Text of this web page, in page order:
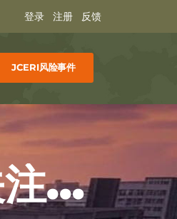
登录 注册 反馈
JCERI风险事件
东北双沟短期风险已超南海海槽，需关注指数